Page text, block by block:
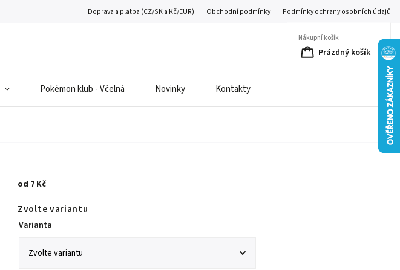
Doprava a platba (CZ/SK a Kč/EUR) Obchodní podmínky Podmínky ochrany osobních údajů
Nákupní košík
Prázdný košík
Pokémon klub - Včelná Novinky Kontakty
od 7 Kč
Zvolte variantu
Varianta